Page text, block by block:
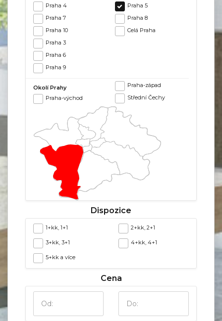
Praha 4
Praha 7
Praha 10
Praha 5
Praha 8
Celá Praha
Praha 3
Praha 6
Praha 9
Okolí Prahy
Praha-východ
Praha-západ
Střední Čechy
Dispozice
1+kk, 1+1 2+kk, 2+1
3+kk, 3+1 4+kk, 4+1
5+kk a více
Cena